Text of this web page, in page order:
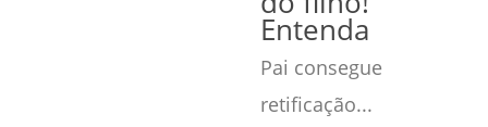
Entenda
Pai consegue
retificação...